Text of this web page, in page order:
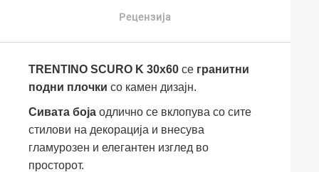
Рецензија
TRENTINO SCURO K 30x60 се гранитни
подни плочки со камен дизајн.
Сивата боја одлично се вклопува со сите
стилови на декорација и внесува
гламурозен и елегантен изглед во
просторот.